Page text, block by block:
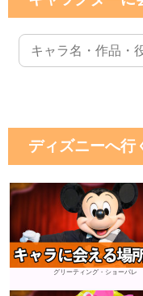
ディズニーへ行
グリーティング・ショーパレ